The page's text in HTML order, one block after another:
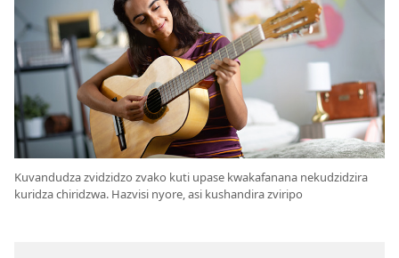
Kuvandudza zvidzidzo zvako kuti upase kwakafanana nekudzidzira
kuridza chiridzwa. Hazvisi nyore, asi kushandira zviripo